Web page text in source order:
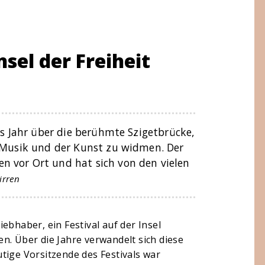
der Freiheit
Jahr über die berühmte Szigetbrücke,
und der Kunst zu widmen. Der
vor Ort und hat sich von den vielen
ein Festival auf der Insel
Über die Jahre verwandelt sich diese
Vorsitzende des Festivals war